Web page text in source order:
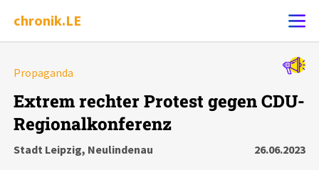
chronik.LE
Chronik
Propaganda
Extrem rechter Protest gegen CDU-
Regionalkonferenz
Stadt Leipzig, Neulindenau
26.06.2023
Alle Ereignisse
Ereignisse Statistik